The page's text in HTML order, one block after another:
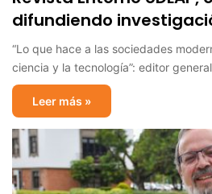
difundiendo
“Lo que hace a las sociedades
ciencia y la tecnología”: editor
Leer más »